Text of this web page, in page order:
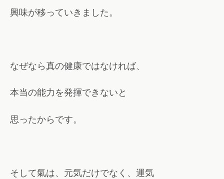
興味が移っていきました。
なぜなら真の健康ではなければ、
本当の能力を発揮できないと
思ったからです。
そして氣は、元気だけでなく、運気